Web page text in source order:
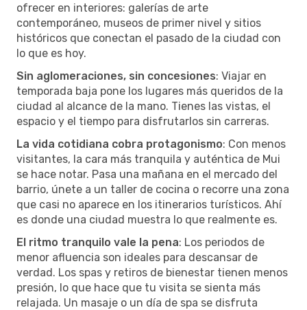
ofrecer en interiores: galerías de arte
contemporáneo, museos de primer nivel y sitios
históricos que conectan el pasado de la ciudad con
lo que es hoy.
Sin aglomeraciones, sin concesiones: Viajar en
temporada baja pone los lugares más queridos de la
ciudad al alcance de la mano. Tienes las vistas, el
espacio y el tiempo para disfrutarlos sin carreras.
La vida cotidiana cobra protagonismo: Con menos
visitantes, la cara más tranquila y auténtica de Mui
se hace notar. Pasa una mañana en el mercado del
barrio, únete a un taller de cocina o recorre una zona
que casi no aparece en los itinerarios turísticos. Ahí
es donde una ciudad muestra lo que realmente es.
El ritmo tranquilo vale la pena: Los periodos de
menor afluencia son ideales para descansar de
verdad. Los spas y retiros de bienestar tienen menos
presión, lo que hace que tu visita se sienta más
relajada. Un masaje o un día de spa se disfruta